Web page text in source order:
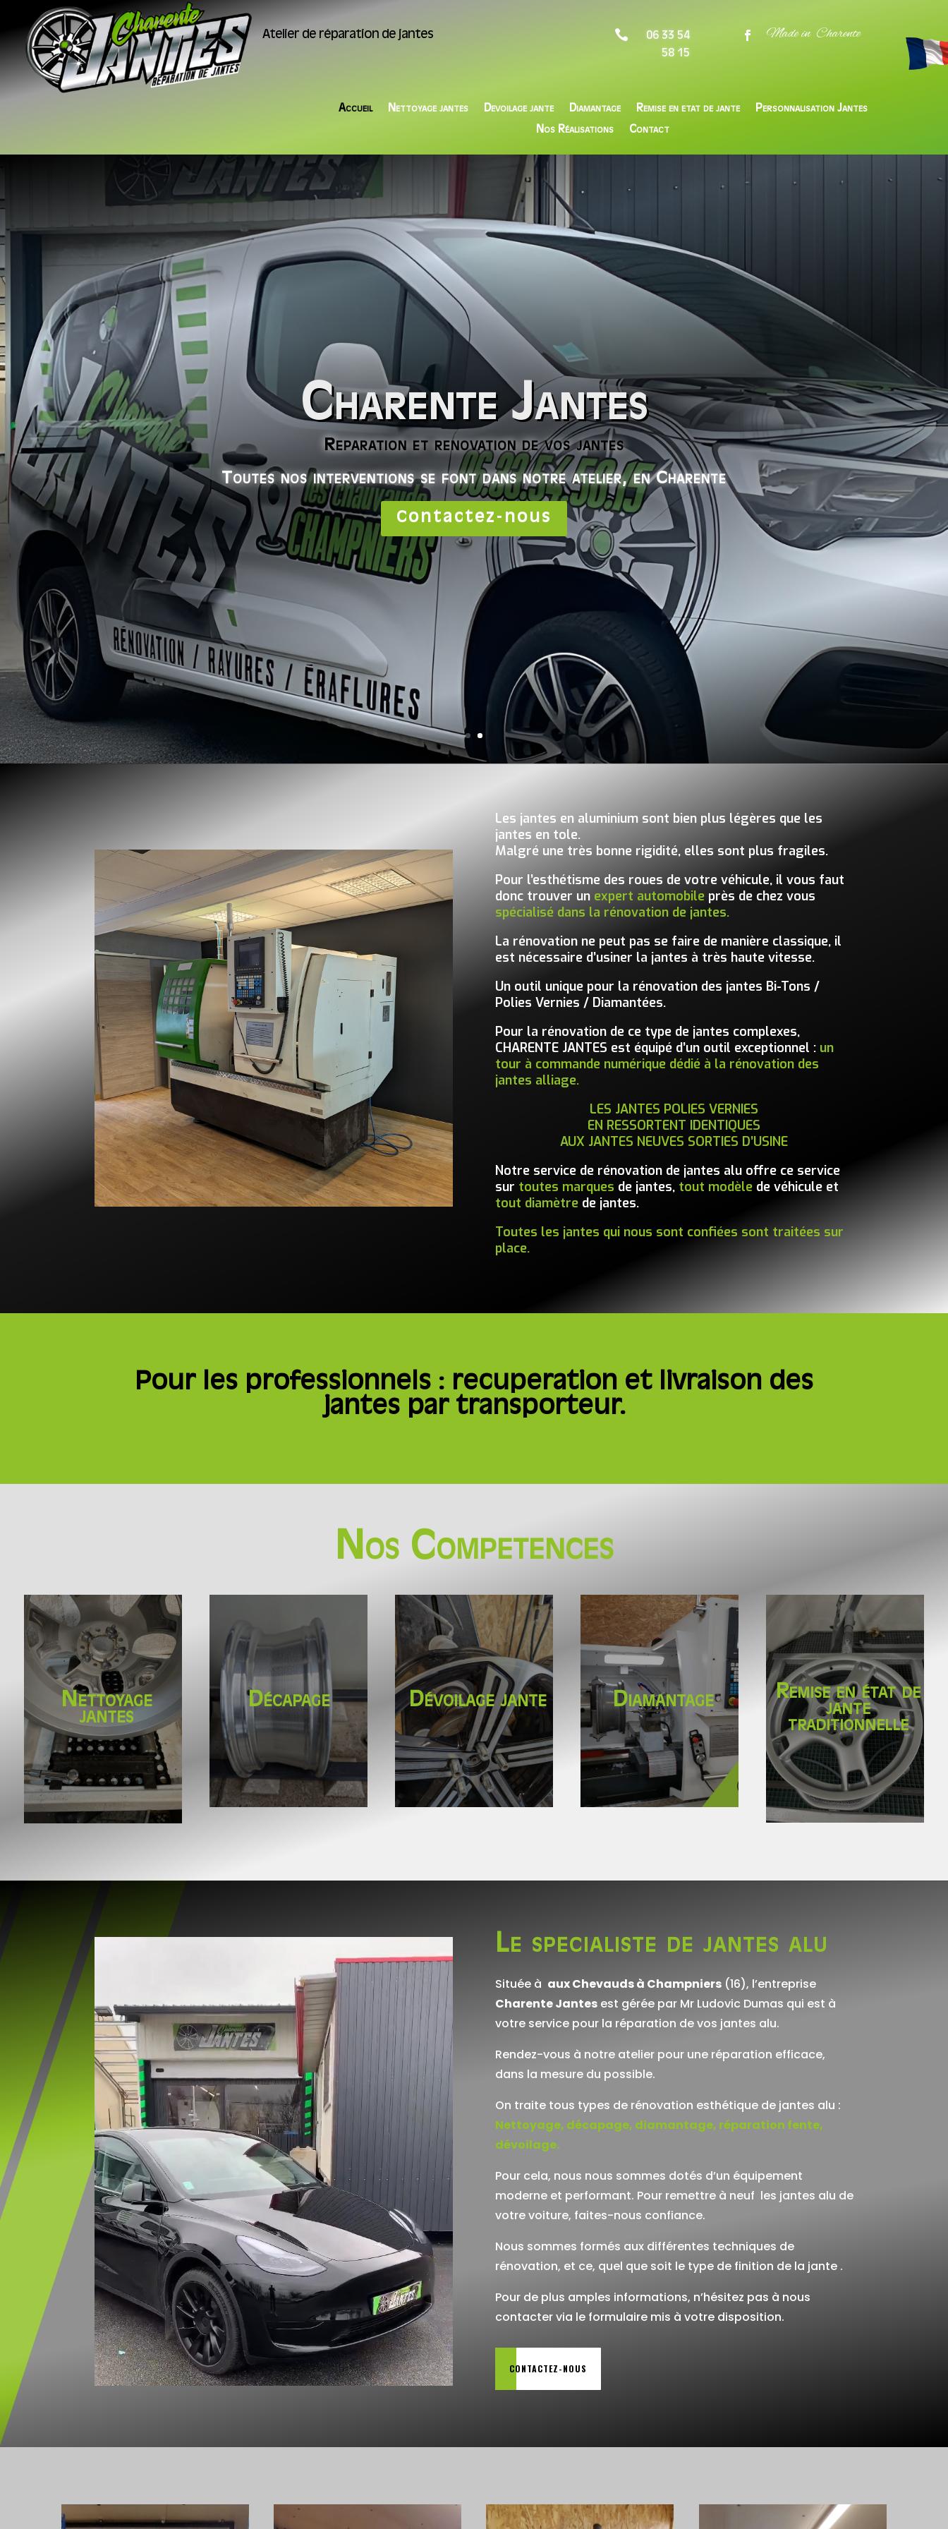
Atelier de réparation de jantes 
06 33 54
58 15
Made in Charente
Accueil Nettoyage jantes Devoilage jante Diamantage Remise en etat de jante
Personnalisation Jantes
Nos Réalisations
Contact
Charente Jantes
Reparation et renovation de vos jantes
Toutes nos interventions se font dans notre atelier, en Charente
Contactez-nous
Les jantes en aluminium sont bien plus légères que les
jantes en tole.
Malgré une très bonne rigidité, elles sont plus fragiles.
Pour l’esthétisme des roues de votre véhicule, il vous faut
donc trouver un expert automobileprès de chez vous
spécialisé dans la rénovation de jantes.
La rénovation ne peut pas se faire de manière classique, il
est nécessaire d’usiner la jantes à très haute vitesse.
Un outil unique pour la rénovation des jantes Bi-Tons /
Polies Vernies / Diamantées.
Pour la rénovation de ce type de jantes complexes,
CHARENTE JANTES est équipé d’un outil exceptionnel : un
tour à commande numérique dédié à la rénovation des
jantes alliage.
LES JANTES POLIES VERNIES
EN RESSORTENT IDENTIQUES
AUX JANTES NEUVES SORTIES D’USINE
Notre service de rénovation de jantes alu offre ce service
sur toutes marques de jantes, tout modèlede véhicule et
tout diamètrede jantes.
Toutes les jantes qui nous sont confiées sont traitées sur
place.
Pour les professionnels : recuperation et livraison des
jantes par transporteur.
Nos Competences
Nettoyage
jantes
Décapage Dévoilage jante Diamantage
Remise en état de
jante
traditionnelle
Le specialiste de jantes alu
Située à aux Chevauds à Champniers(16), l’entreprise
Charente Jantesest gérée par Mr Ludovic Dumas qui est à
votre service pour la réparation de vos jantes alu.
Rendez-vous à notre atelier pour une réparation efficace,
dans la mesure du possible.
On traite tous types de rénovation esthétique de jantes alu :
Nettoyage, décapage, diamantage, réparation fente,
dévoilage.
Pour cela, nous nous sommes dotés d’un équipement
moderne et performant. Pour remettre à neuf les jantes alu de
votre voiture, faites-nous confiance.
Nous sommes formés aux différentes techniques de
rénovation, et ce, quel que soit le type de finition de la jante .
Pour de plus amples informations, n’hésitez pas à nous
contacter via le formulaire mis à votre disposition.
CONTACTEZ-NOUS